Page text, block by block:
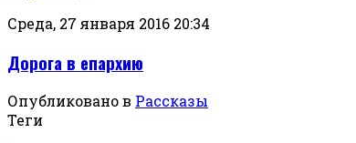
Среда, 27 января 2016 20:34
Дорога в епархию
Опубликовано в Рассказы
Теги